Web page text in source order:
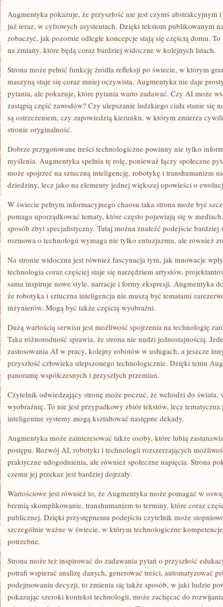
Augmentyka pokazuje, że przyszłość nie jest czymś abstrakcyjnym i
już teraz, w cyfrowych asystentach. Dzięki tekstom publikowanym
zobaczyć, jak pozornie odległe koncepcje stają się częścią domu.
na zmiany, które będą coraz bardziej widoczne w kolejnych latach.
Strona może pełnić funkcję źródła refleksji po świecie, w którym
maszyną staje się coraz mniej oczywista. Augmentyka nie daje
pytania, ale pokazuje, które pytania warto zadawać. Czy AI może
zastąpią część zawodów? Czy ulepszanie ludzkiego ciała stanie się
są ostrzeżeniem, czy zapowiedzią kierunku, w którym zmierza
stronie oryginalność.
Dobrze przygotowane treści technologiczne powinny nie tylko
myślenia. Augmentyka spełnia tę rolę, ponieważ łączy społeczne
może spojrzeć na sztuczną inteligencję, robotykę i transhumanizm
dziedziny, lecz jako na elementy jednej większej opowieści o
W świecie pełnym informacyjnego chaosu taka strona może być
pomaga uporządkować tematy, które często pojawiają się w
sposób zbyt specjalistyczny. Tutaj można znaleźć podejście
rozmowa o technologii wymaga nie tylko entuzjazmu, ale również
Na stronie widoczna jest również fascynacja tym, jak innowacje
technologia coraz częściej staje się narzędziem artystów,
sama inspiruje nowe style, narracje i formy ekspresji. Augmentyka
że robotyka i sztuczna inteligencja nie muszą być tematami
inżynierów. Mogą być także częścią wyobraźni.
Dużą wartością serwisu jest możliwość spojrzenia na technologię
Taka różnorodność sprawia, że strona nie nudzi jednostajnością.
zastosowania AI w pracy, kolejny robotów w usługach, a jeszcze
przyszłość człowieka ulepszonego technologicznie. Dzięki temu
panoramę współczesnych i przyszłych przemian.
Czytelnik odwiedzający stronę może poczuć, że wchodzi do
wyobraźnię. To nie jest przypadkowy zbiór tekstów, lecz
inteligentne systemy mogą kształtować następne dekady.
Augmentyka może zainteresować także osoby, które lubią
postępu. Rozwój AI, robotyki i technologii rozszerzających
praktyczne udogodnienia, ale również społeczne napięcia. Strona
czemu jej przekaz jest bardziej dojrzały.
Wartościowe jest również to, że Augmentyka może pomagać w
brzmią skomplikowanie. transhumanizm to terminy, które coraz
publicznej. Dzięki przystępnemu podejściu czytelnik może
szczególnie ważne w świecie, w którym technologiczne
potrzebne.
Strona może też inspirować do zadawania pytań o przyszłość
potrafi wspierać analizę danych, generować treści, automatyzować
podejmowaniu decyzji, to zmienia się także sposób, w jaki ludzie
pokazując szeroki kontekst technologii, może zachęcać do